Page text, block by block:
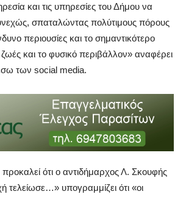
και τις υπηρεσίες του Δήμου να
σπαταλώντας πολύτιμους πόρους
περιουσίες και το σημαντικότερο
και το φυσικό περιβάλλον» αναφέρει
των social media.
ότι ο αντιδήμαρχος Λ. Σκουφής
τελείωσε…» υπογραμμίζει ότι «οι